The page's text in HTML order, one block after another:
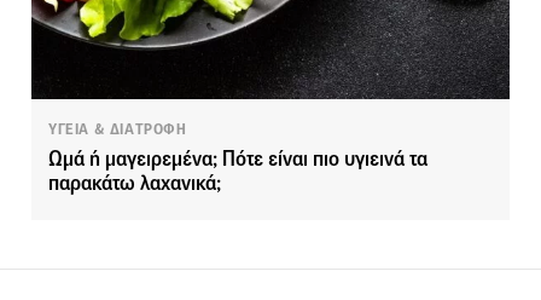
ΥΓΕΙΑ & ΔΙΑΤΡΟΦΗ
Ωμά ή μαγειρεμένα; Πότε είναι πιο υγιεινά τα
παρακάτω λαχανικά;